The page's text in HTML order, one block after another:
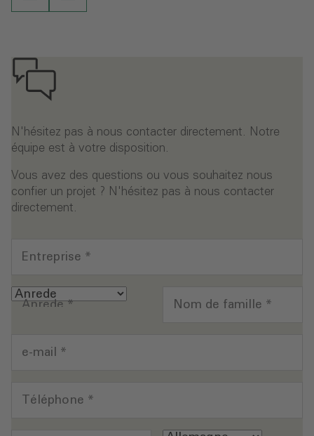
N'hésitez pas à nous contacter directement. Notre
équipe est à votre disposition.
Vous avez des questions ou vous souhaitez nous
confier un projet ? N'hésitez pas à nous contacter
directement.
Entreprise *
Anrede* Nom de famille *
e-mail *
Téléphone *